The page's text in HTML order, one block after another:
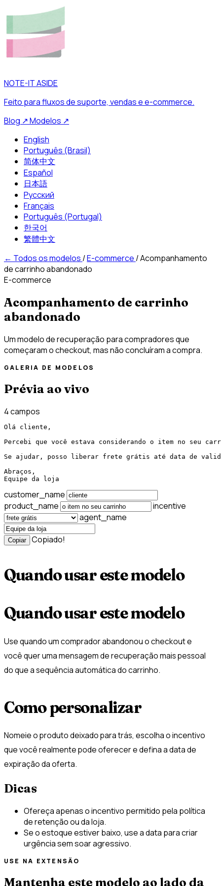
NOTE-IT ASIDE
Feito para fluxos de suporte, vendas e e-commerce.
Blog ↗Modelos ↗
English
Português (Brasil)
简体中文
Español
日本語
Русский
Français
Português (Portugal)
한국어
繁體中文
← Todos os modelos /E-commerce /Acompanhamento
de carrinho abandonado
E-commerce
Acompanhamento de carrinho
abandonado
Um modelo de recuperação para compradores que
começaram o checkout, mas não concluíram a compra.
GALERIA DE MODELOS
Prévia ao vivo
4 campos
Olá cliente,
Percebi que você estava considerando o item no seu
Se ajudar, posso liberar frete grátis até data de
Abraços,
Equipe da loja
customer_name
product_name
incentive
agent_name
Copiar Copiado!
Quando usar este modelo
Quando usar este modelo
Use quando um comprador abandonou o checkout e
você quer uma mensagem de recuperação mais pessoal
do que a sequência automática do carrinho.
Como personalizar
Nomeie o produto deixado para trás, escolha o incentivo
que você realmente pode oferecer e defina a data de
expiração da oferta.
Dicas
Ofereça apenas o incentivo permitido pela política
de retenção ou da loja.
Se o estoque estiver baixo, use a data para criar
urgência sem soar agressivo.
USE NA EXTENSÃO
Mantenha este modelo ao lado da